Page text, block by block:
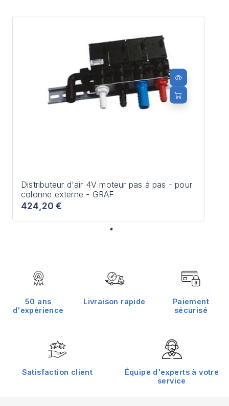
Distributeur d'air 4V moteur pas à pas - pour
colonne externe - GRAF
424,20 €
50 ans
d'expérience
Livraison rapide
Paiement
sécurisé
Satisfaction client
Équipe d'experts à votre
service